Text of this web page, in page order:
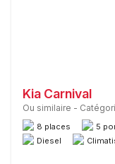
Kia Carnival
Ou similaire -
8 places 5
Diesel